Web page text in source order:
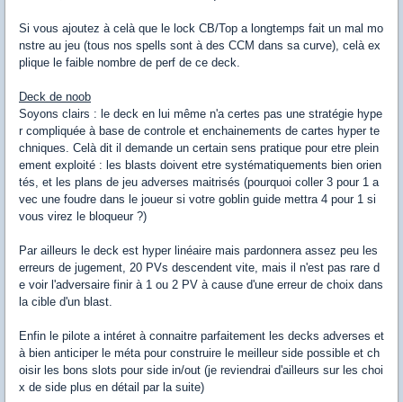
Si vous ajoutez à celà que le lock CB/Top a longtemps fait un mal mo
nstre au jeu (tous nos spells sont à des CCM dans sa curve), celà ex
plique le faible nombre de perf de ce deck.
Deck de noob
Soyons clairs : le deck en lui même n'a certes pas une stratégie hype
r compliquée à base de controle et enchainements de cartes hyper te
chniques. Celà dit il demande un certain sens pratique pour etre plein
ement exploité : les blasts doivent etre systématiquements bien orien
tés, et les plans de jeu adverses maitrisés (pourquoi coller 3 pour 1 a
vec une foudre dans le joueur si votre goblin guide mettra 4 pour 1 si
vous virez le bloqueur ?)
Par ailleurs le deck est hyper linéaire mais pardonnera assez peu les
erreurs de jugement, 20 PVs descendent vite, mais il n'est pas rare d
e voir l'adversaire finir à 1 ou 2 PV à cause d'une erreur de choix dans
la cible d'un blast.
Enfin le pilote a intéret à connaitre parfaitement les decks adverses et
à bien anticiper le méta pour construire le meilleur side possible et ch
oisir les bons slots pour side in/out (je reviendrai d'ailleurs sur les choi
x de side plus en détail par la suite)